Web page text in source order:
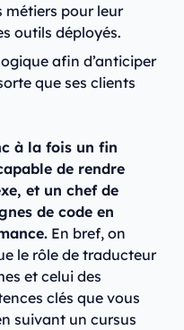
métiers pour leur
outils déployés.
afin d’anticiper
que ses clients
à la fois un fin
de rendre
et un chef de
de code en
En bref, on
le rôle de traducteur
et celui des
clés que vous
suivant un cursus